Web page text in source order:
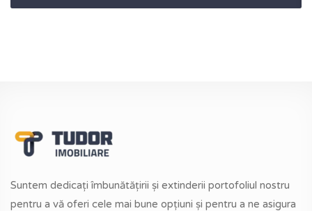
Suntem dedicați îmbunătățirii și extinderii portofoliul nostru
pentru a vă oferi cele mai bune opțiuni și pentru a ne asigura